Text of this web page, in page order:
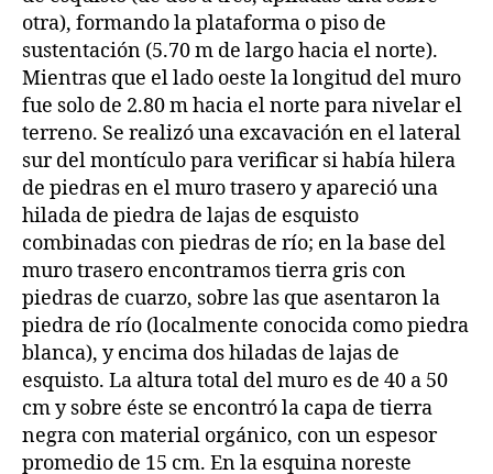
otra), formando la plataforma o piso de
sustentación (5.70 m de largo hacia el norte).
Mientras que el lado oeste la longitud del muro
fue solo de 2.80 m hacia el norte para nivelar el
terreno. Se realizó una excavación en el lateral
sur del montículo para verificar si había hilera
de piedras en el muro trasero y apareció una
hilada de piedra de lajas de esquisto
combinadas con piedras de río; en la base del
muro trasero encontramos tierra gris con
piedras de cuarzo, sobre las que asentaron la
piedra de río (localmente conocida como piedra
blanca), y encima dos hiladas de lajas de
esquisto. La altura total del muro es de 40 a 50
cm y sobre éste se encontró la capa de tierra
negra con material orgánico, con un espesor
promedio de 15 cm. En la esquina noreste